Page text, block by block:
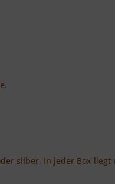
silber. In jeder Box